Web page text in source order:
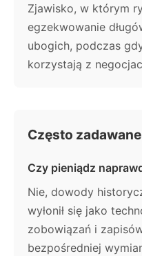
Zjawisko, w którym
egzekwowanie
ubogich, podczas
korzystają z
Często
Czy pieniądz
Nie, dowody
wyłonił się jako
zobowiązań i
bezpośredniej